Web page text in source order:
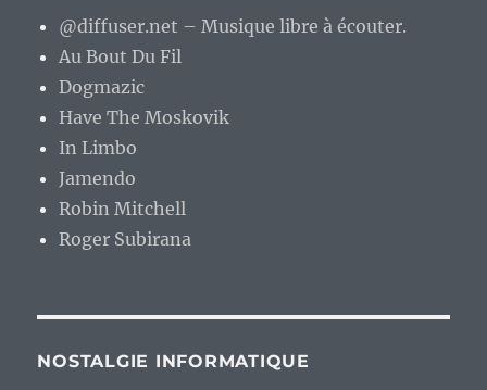
@diffuser.net – Musique libre à écouter.
Au Bout Du Fil
Dogmazic
Have The Moskovik
In Limbo
Jamendo
Robin Mitchell
Roger Subirana
NOSTALGIE INFORMATIQUE